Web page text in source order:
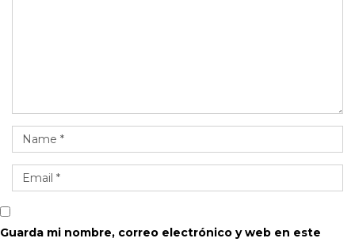
Guarda mi nombre, correo electrónico y web en este